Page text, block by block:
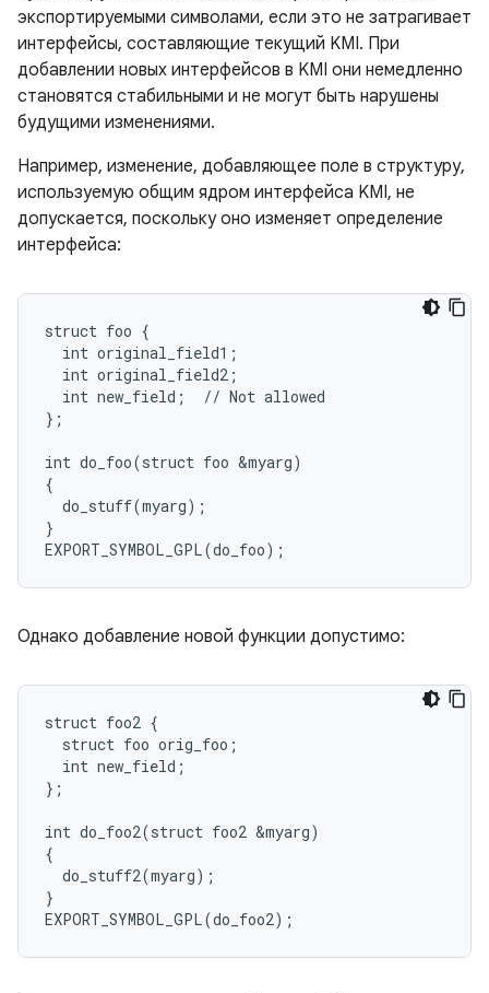
экспортируемыми символами, если это не затрагивает
интерфейсы, составляющие текущий KMI. При
добавлении новых интерфейсов в KMI они немедленно
становятся стабильными и не могут быть нарушены
будущими изменениями.
Например, изменение, добавляющее поле в структуру,
используемую общим ядром интерфейса KMI, не
допускается, поскольку оно изменяет определение
интерфейса:
struct foo {
  int original_field1;
  int original_field2;
  int new_field;  // Not allowed
};
int do_foo(struct foo &myarg)
{
  do_stuff(myarg);
}
Однако добавление новой функции допустимо:
struct foo2 {
  struct foo orig_foo;
  int new_field;
};
int do_foo2(struct foo2 &myarg)
{
  do_stuff2(myarg);
}